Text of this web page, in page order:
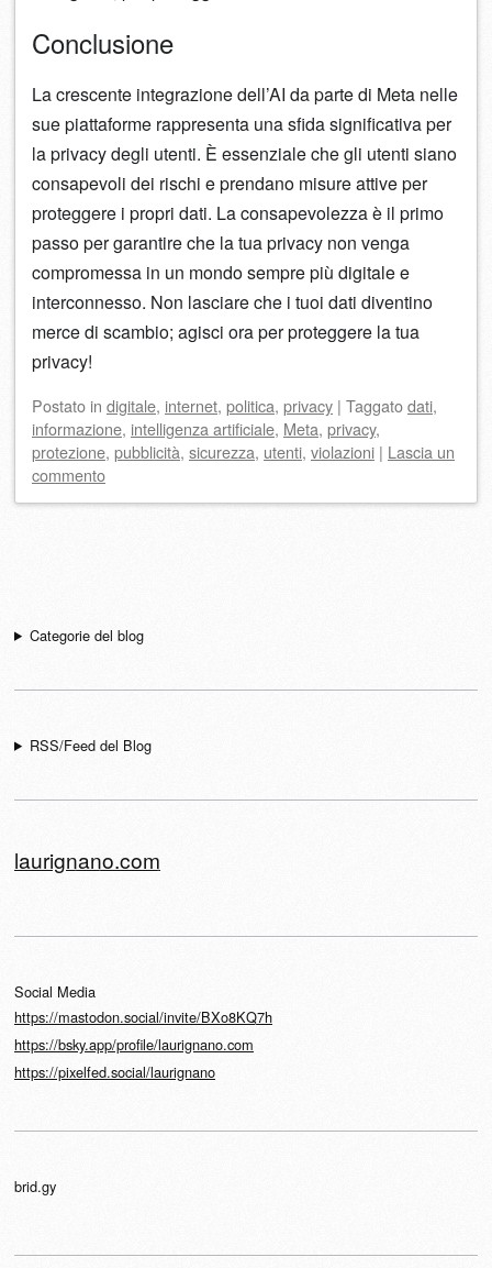
Conclusione
La crescente integrazione dell’AI da parte di Meta nelle
sue piattaforme rappresenta una sfida significativa per
la privacy degli utenti. È essenziale che gli utenti siano
consapevoli dei rischi e prendano misure attive per
proteggere i propri dati. La consapevolezza è il primo
passo per garantire che la tua privacy non venga
compromessa in un mondo sempre più digitale e
interconnesso. Non lasciare che i tuoi dati diventino
merce di scambio; agisci ora per proteggere la tua
privacy!
Postato in digitale, internet, politica, privacy | Taggatodati,
informazione, intelligenza artificiale, Meta, privacy,
protezione, pubblicità, sicurezza, utenti, violazioni | Lascia un
commento
Categorie del blog
RSS/Feed del Blog
laurignano.com
Social Media
https://mastodon.social/invite/BXo8KQ7h
https://bsky.app/profile/laurignano.com
https://pixelfed.social/laurignano
brid.gy